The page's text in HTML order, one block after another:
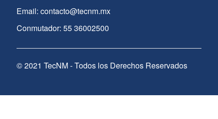
Email: contacto@tecnm.mx
Conmutador: 55 36002500
© 2021 TecNM - Todos los Derechos Reservados